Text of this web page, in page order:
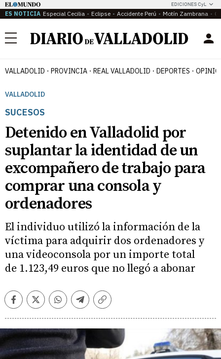
EDICIONES CyL
ES NOTICIA Especial Cecilia Eclipse Accidente Perú Motín Zambrana
Menú
VALLADOLID PROVINCIA REAL VALLADOLID DEPORTES
VALLADOLID
SUCESOS
Detenido en Valladolid por
suplantar la identidad de un
excompañero de trabajo para
comprar una consola y
ordenadores
El individuo utilizó la información de la
víctima para adquirir dos ordenadores y
una videoconsola por un importe total
de 1.123,49 euros que no llegó a abonar
FacebookTwitterWhatsappTelegramCopiar